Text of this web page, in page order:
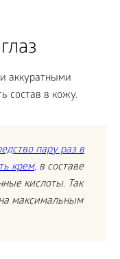
аккуратными
состав в кожу.
пару раз в
крем, в составе
кислоты. Так
максимальным